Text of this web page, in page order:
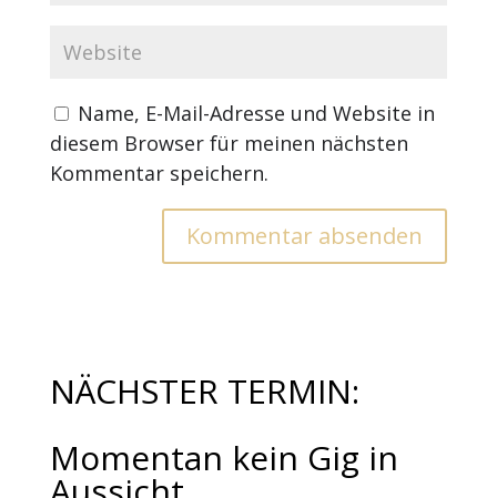
Name, E-Mail-Adresse und Website in
diesem Browser für meinen nächsten
Kommentar speichern.
NÄCHSTER TERMIN:
Momentan kein Gig in